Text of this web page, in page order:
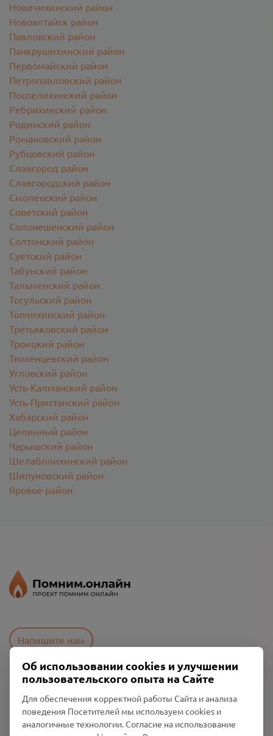
Новичихинский район
Новоалтайск район
Павловский район
Панкрушихинский район
Первомайский район
Петропавловский район
Поспелихинский район
Ребрихинский район
Родинский район
Романовский район
Рубцовский район
Славгород район
Славгородский район
Смоленский район
Советский район
Солонешенский район
Солтонский район
Суетский район
Табунский район
Тальменский район
Тогульский район
Топчихинский район
Третьяковский район
Троицкий район
Тюменцевский район
Угловский район
Усть-Калманский район
Усть-Пристанский район
Хабарский район
Целинный район
Чарышский район
Шелаболихинский район
Шипуновский район
Яровое район
Напишите нам
Политика конфиденциальности
Промо-материалы
Об использовании cookies и улучшении
пользовательского опыта на Сайте
Для обеспечения корректной работы Сайта и анализа
поведения Посетителей мы используем cookies и
аналогичные технологии. Согласие на использование